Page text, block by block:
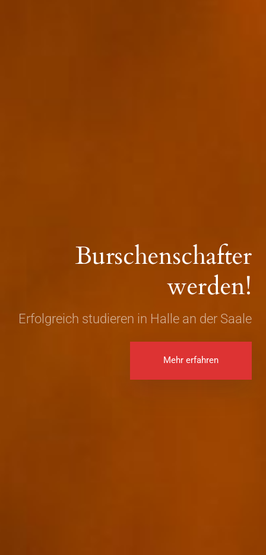
Burschenschafter
werden!
Erfolgreich studieren in Halle an der Saale
Mehr erfahren